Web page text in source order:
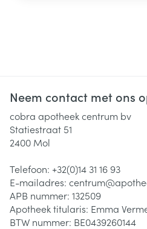
Neem contact met ons
cobra apotheek centrum bv
Statiestraat 51
2400 Mol
Telefoon: +32(0)14 31 16 93
E-mailadres: centrum@
APB nummer: 132509
Apotheek titularis: Emma
BTW nummer: BE0439260144